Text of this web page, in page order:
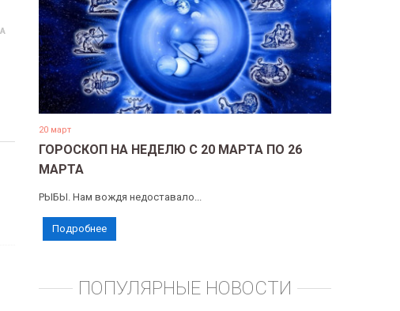
20 март
ГОРОСКОП НА НЕДЕЛЮ С 20 МАРТА ПО 26
МАРТА
РЫБЫ. Нам вождя недоставало...
Подробнее
ПОПУЛЯРНЫЕ НОВОСТИ